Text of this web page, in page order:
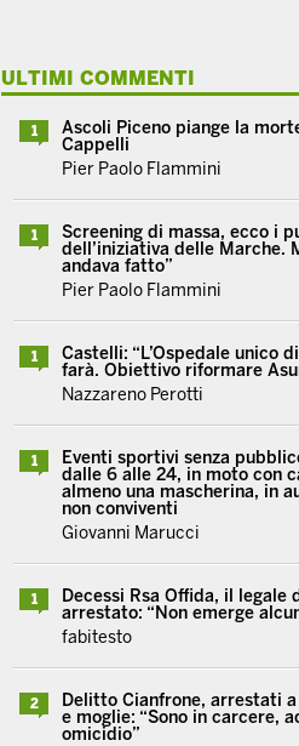
ULTIMI COMMENTI
1
Ascoli Piceno piange la
Cappelli
Pier Paolo Flammini
1
Screening di massa, ecco i
dell’iniziativa delle Marche.
andava fatto”
Pier Paolo Flammini
1
Castelli: “L’Ospedale unico
farà. Obiettivo riformare
Nazzareno Perotti
1
Eventi sportivi senza
dalle 6 alle 24, in moto con
almeno una mascherina, in
non conviventi
Giovanni Marucci
1
Decessi Rsa Offida, il legale
arrestato: “Non emerge
fabitesto
2
Delitto Cianfrone, arrestati
e moglie: “Sono in carcere,
omicidio”